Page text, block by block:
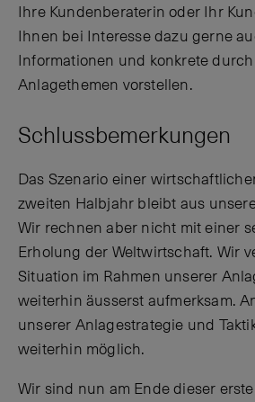
Ihre Kundenberaterin oder Ihr
Ihnen bei Interesse dazu gerne
Informationen und konkrete
Anlagethemen vorstellen.
Schlussbemerkungen
Das Szenario einer
zweiten Halbjahr bleibt aus
Wir rechnen aber nicht mit einer
Erholung der Weltwirtschaft. Wir
Situation im Rahmen unserer
weiterhin äusserst aufmerksam.
unserer Anlagestrategie und
weiterhin möglich.
Wir sind nun am Ende dieser